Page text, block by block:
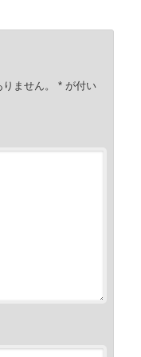
ません。 *が付い